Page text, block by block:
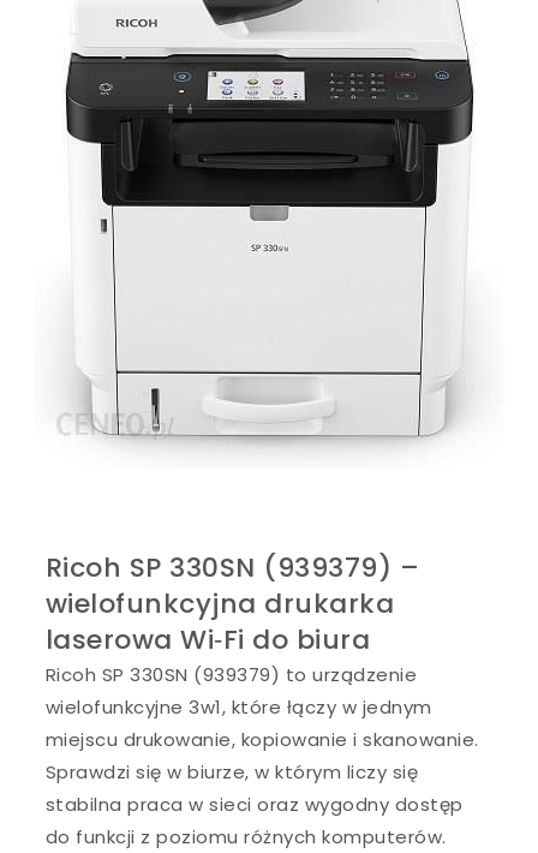
Ricoh SP 330SN (939379) –
wielofunkcyjna drukarka
laserowa Wi‑Fi do biura
Ricoh SP 330SN (939379) to urządzenie
wielofunkcyjne 3w1, które łączy w jednym
miejscu drukowanie, kopiowanie i skanowanie.
Sprawdzi się w biurze, w którym liczy się
stabilna praca w sieci oraz wygodny dostęp
do funkcji z poziomu różnych komputerów.